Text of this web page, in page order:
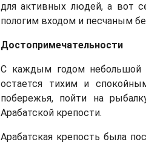
для активных людей, а вот
пологим входом и песчаным
Достопримечательности
С каждым годом небольшой
остается тихим и
побережья, пойти на
Арабатской крепости.
Арабатская крепость была